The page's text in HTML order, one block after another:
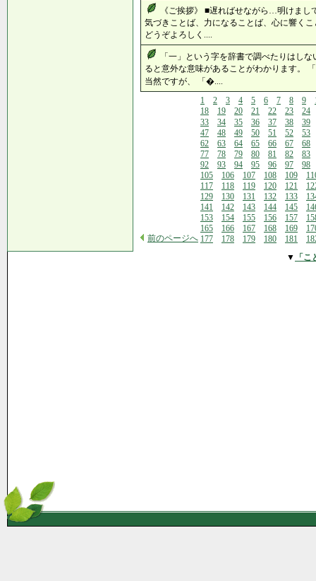
《ご挨拶》 ■遅ればせながら…明けま
気づきことば、力になることば、心に響く
どうぞよろしく....
「一」という字を辞書で調べたりはし
ると意外な意味があることがわかります。
当然ですが、 「�....
前のページへ
1 2 3 4 5 6 7 8 9
18
19 20 21 22 23
24
33
34 35 36 37 38
39
47
48 49 50 51 52
53
62
63 64 65 66 67
68
77
78 79 80 81 82
83
92
93 94 95 96 97
98
105
106 107 108 109
117
118 119 120 121
129
130 131 132 133
141
142 143 144 145
153
154 155 156 157
165
166 167 168 169
177
178 179 180 181
▼
「